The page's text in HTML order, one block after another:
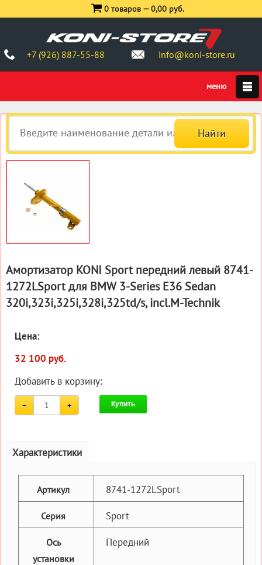
+7 (926) 887-55-88 info@koni-store.ru
0 товаров —0,00 руб.
Амортизатор KONI Sport передний левый 8741-
1272LSport для BMW 3-Series E36 Sedan
320i,323i,325i,328i,325td/s, incl.M-Technik
Цена:
32 100 руб.
Добавить в корзину:
Купить
Характеристики
Артикул 8741-1272LSport
Серия Sport
Ось
установки
Передний